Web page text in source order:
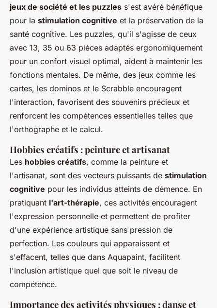
jeux de société et les puzzles s'est avéré bénéfique
pour la stimulation cognitive et la préservation de la
santé cognitive. Les puzzles, qu'il s'agisse de ceux
avec 13, 35 ou 63 pièces adaptés ergonomiquement
pour un confort visuel optimal, aident à maintenir les
fonctions mentales. De même, des jeux comme les
cartes, les dominos et le Scrabble encouragent
l'interaction, favorisent des souvenirs précieux et
renforcent les compétences essentielles telles que
l'orthographe et le calcul.
Hobbies créatifs : peinture et artisanat
Les hobbies créatifs, comme la peinture et
l'artisanat, sont des vecteurs puissants de stimulation
cognitive pour les individus atteints de démence. En
pratiquant l'art-thérapie, ces activités encouragent
l'expression personnelle et permettent de profiter
d'une expérience artistique sans pression de
perfection. Les couleurs qui apparaissent et
s'effacent, telles que dans Aquapaint, facilitent
l'inclusion artistique quel que soit le niveau de
compétence.
Importance des activités physiques : danse et